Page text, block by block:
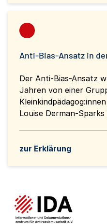
Anti-Bias-Ansatz in
Der Anti-Bias-Ansatz
Jahren von einer
Louise Derman-
zur Erklärung